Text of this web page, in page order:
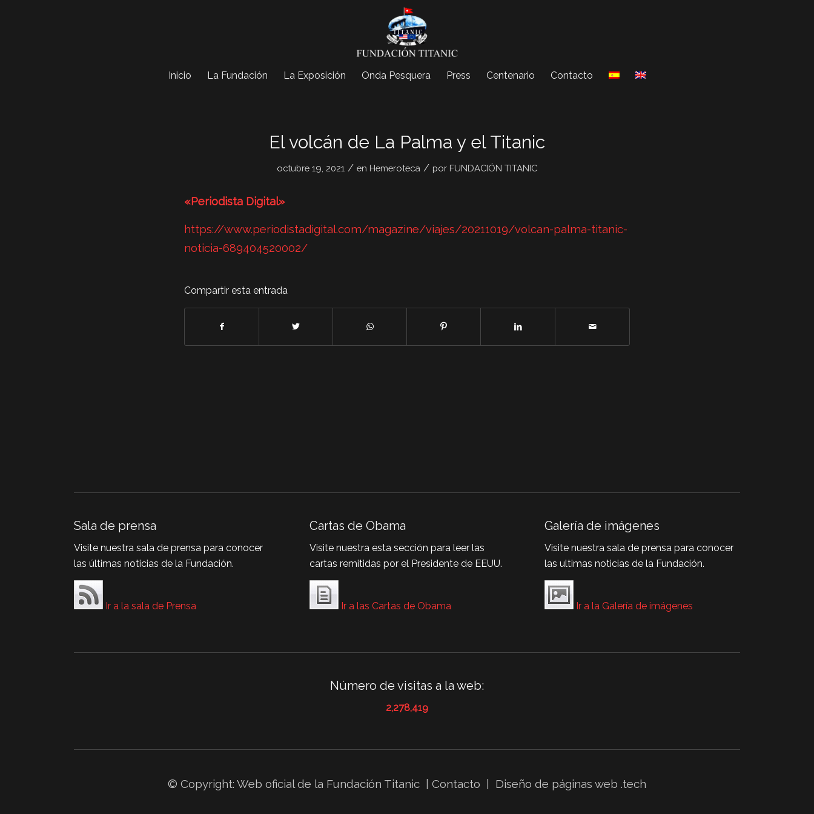
Inicio La Fundación La Exposición Onda Pesquera Press Centenario Contacto
El volcán de La Palma y el Titanic
octubre 19, 2021 / en Hemeroteca / por FUNDACIÓN TITANIC
«Periodista Digital»
https://www.periodistadigital.com/magazine/viajes/20211019/volcan-palma-titanic-
noticia-689404520002/
Compartir esta entrada
Sala de prensa
Visite nuestra sala de prensa para conocer
las últimas noticias de la Fundación.
Ir a la sala de Prensa
Cartas de Obama
Visite nuestra esta sección para leer las
cartas remitidas por el Presidente de EEUU.
Ir a las Cartas de Obama
Galería de imágenes
Visite nuestra sala de prensa para conocer
las ultimas noticias de la Fundación.
Ir a la Galería de imágenes
Número de visitas a la web:
2,278,419
© Copyright: Web oficial de la Fundación Titanic Contacto Diseño de páginas web .tech